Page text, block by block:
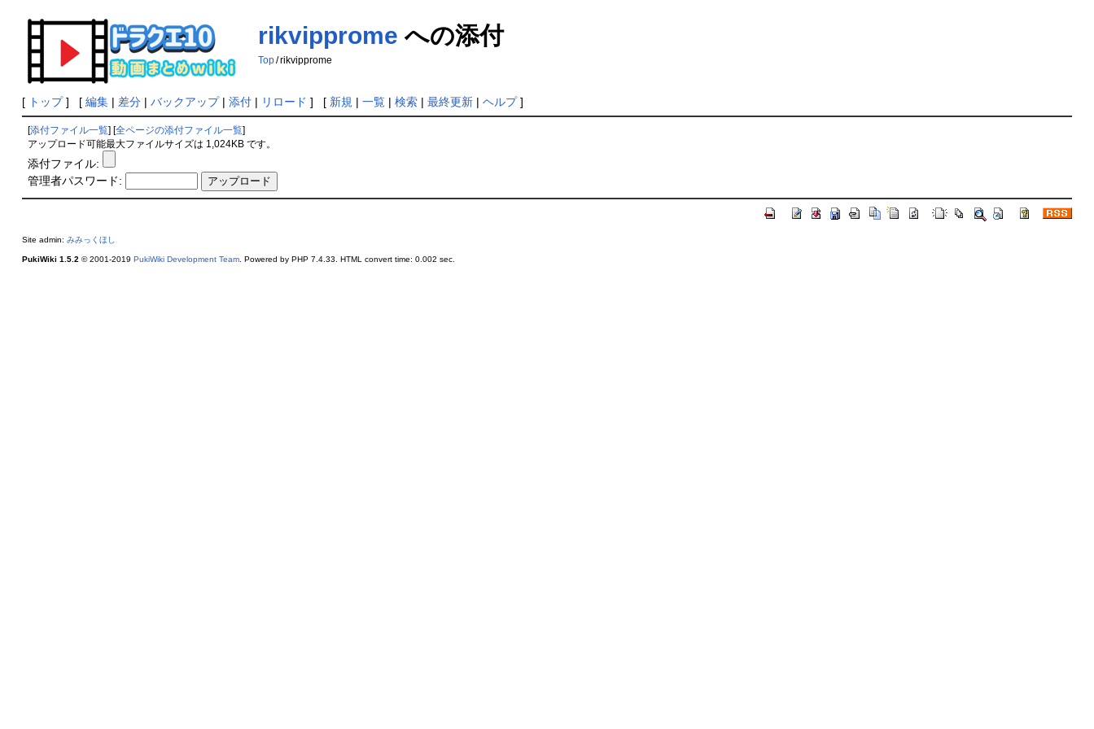
rikvipprome への添付
Top/rikvipprome
[ トップ] [ 編集| 差分| バックアップ| 添付| リロード ] [ 新規 | 一覧| 検索| 最終更新| ヘルプ]
[添付ファイル一覧 ] [全ページの添付ファイル一覧
アップロード可能最大ファイルサイズは 1,024KB です。
添付ファイル:
管理者パスワード:
Site admin: みみっくほし
PukiWiki 1.5.2 © 2001-2019 PukiWiki Development Team. Powered by PHP 7.4.33. HTML convert time: 0.002 sec.